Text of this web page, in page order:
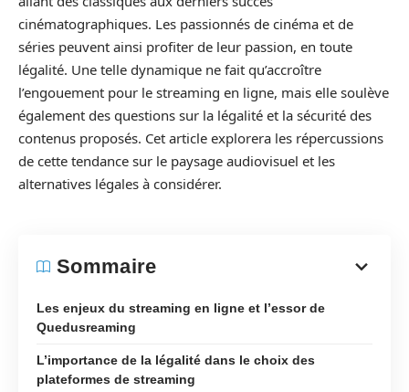
cinématographiques. Les passionnés de cinéma et de
séries peuvent ainsi profiter de leur passion, en toute
légalité. Une telle dynamique ne fait qu’accroître
l’engouement pour le streaming en ligne, mais elle soulève
également des questions sur la légalité et la sécurité des
contenus proposés. Cet article explorera les répercussions
de cette tendance sur le paysage audiovisuel et les
alternatives légales à considérer.
Sommaire
Les enjeux du streaming en ligne et l’essor de
Quedusreaming
L’importance de la légalité dans le choix des
plateformes de streaming